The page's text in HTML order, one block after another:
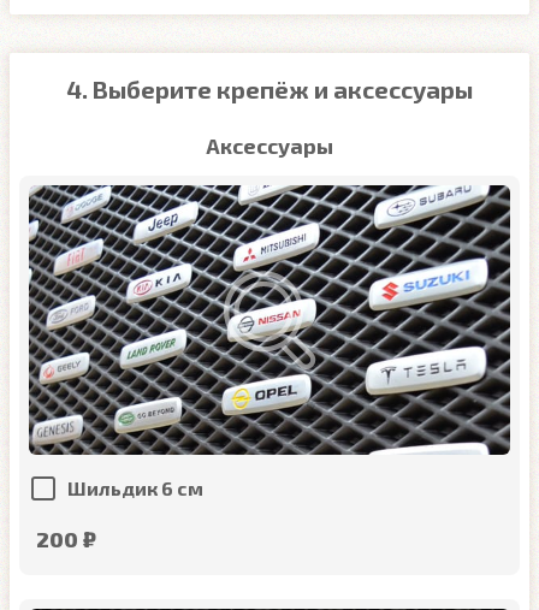
4. Выберите крепёж и аксессуары
Аксессуары
Шильдик 6 см
200 ₽